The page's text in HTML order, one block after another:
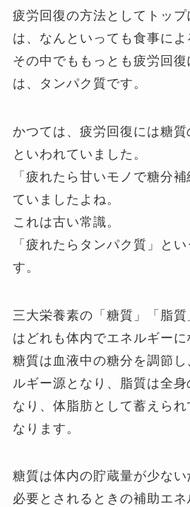
疲労回復の方法としてトッ
は、なんといっても食事によ
その中でももっとも疲労回
は、タンパク質です。
かつては、疲労回復には糖
といわれていました。
「疲れたら甘いモノで糖分
ていましたよね。
これは古い常識。
「疲れたらタンパク質」と
す。
三大栄養素の「糖質」「脂質
はどれも体内でエネルギーに
糖質は血液中の糖分を調節
ルギー源となり、脂質は全
なり、体脂肪として蓄えられ
なります。
糖質は体内の貯蔵量が少な
必要とされるときの補助エ